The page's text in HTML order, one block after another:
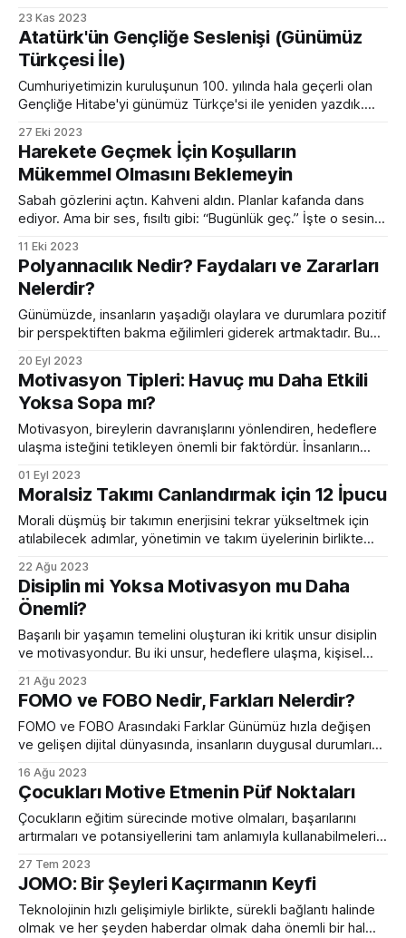
süreçtir. Girişimci olmak, büyük ödüllerin yanı sıra bir dizi
zorlukla da karşı karşıya gelmek anlamına gelir. Bu
makalede, girişimci olmanın zorluklarını daha
23 Kas 2023
Atatürk'ün Gençliğe Seslenişi (Günümüz
Türkçesi İle)
Cumhuriyetimizin kuruluşunun 100. yılında hala geçerli olan
Gençliğe Hitabe'yi günümüz Türkçe'si ile yeniden yazdık.
çevirimizi aşağıda paylaşıyoruz. Atamızın ve tüm
şehitlerimizin ruhuna saygıyla... Ey Türk gençliği! Birinci
görevin; Türk bağımsızlığını, Türk cumhuriyetini, sonsuza
kadar korumak ve savunmaktır. Varlığının
27 Eki 2023
Harekete Geçmek İçin Koşulların
Mükemmel Olmasını Beklemeyin
Sabah gözlerini açtın. Kahveni aldın. Planlar kafanda dans
ediyor. Ama bir ses, fısıltı gibi: “Bugünlük geç.” İşte o sesin
takıntısı. Gerçek şu: Mükemmel zaman yok. Hiç olmadı. Hiç
olmayacak. Şimdi Değilse Ne Zaman? Bu soru, aslında basit
bir tokat. Uyan diyor.
11 Eki 2023
Polyannacılık Nedir? Faydaları ve Zararları
Nelerdir?
Günümüzde, insanların yaşadığı olaylara ve durumlara pozitif
bir perspektiften bakma eğilimleri giderek artmaktadır. Bu
herhangi bir durumu veya olayı olumsuz yönleri yerine
olumlu yönleriyle değerlendirmeyi ve olumlu açıdan bakmayı
ifade eder. İsmi, Eleanor H. Porter'ın "Polyanna" adlı
romanından
20 Eyl 2023
Motivasyon Tipleri: Havuç mu Daha Etkili
Yoksa Sopa mı?
Motivasyon, bireylerin davranışlarını yönlendiren, hedeflere
ulaşma isteğini tetikleyen önemli bir faktördür. İnsanların
hareketlerini etkileyen unsurları çözümlemek, psikoloji ve iş
dünyası için önemli bir konudur. Motivasyonun iki ana
yaklaşımı, havuç ve sopa yöntemleri olarak adlandırılır ve bu
yaklaşımların pozitif ve negatif motivasyon olarak iki
01 Eyl 2023
Moralsiz Takımı Canlandırmak için 12 İpucu
Morali düşmüş bir takımın enerjisini tekrar yükseltmek için
atılabilecek adımlar, yönetimin ve takım üyelerinin birlikte
düşmesine neden olan faktörlerin analizi ve bu durumu
tersine çevirmek için uygulanabilecek etkili stratejiler ele
alınacaktır. Moral düşüklüğü yaşayan bir takımın enerjisini
yeniden canlandırmak için aşağıdaki adımlar önemli bir
22 Ağu 2023
Disiplin mi Yoksa Motivasyon mu Daha
Önemli?
Başarılı bir yaşamın temelini oluşturan iki kritik unsur disiplin
ve motivasyondur. Bu iki unsur, hedeflere ulaşma, kişisel
birer parça olarak karşımıza çıkar. Disiplin, belirlenen
hedeflere ulaşmak için gereken düzen, sorumluluk ve
kararlılıkla ilgiliyken, motivasyon ise bu hedeflere ulaşma
isteğini canlı tutan içsel
21 Ağu 2023
FOMO ve FOBO Nedir, Farkları Nelerdir?
FOMO ve FOBO Arasındaki Farklar Günümüz hızla değişen
ve gelişen dijital dünyasında, insanların duygusal durumlarına
ikisi de FOMO (Fear of Missing Out) ve FOBO (Fear of Best
Option) olarak adlandırılır. Her iki terim de insanların sosyal
ilişkileri, karar verme süreçleri ve genel
16 Ağu 2023
Çocukları Motive Etmenin Püf Noktaları
Çocukların eğitim sürecinde motive olmaları, başarılarını
artırmaları ve potansiyellerini tam anlamıyla kullanabilmeleri
etmek için birçok yol izlenebilir ve bu yolun başarısı,
çocuğun bireysel özellikleri ve çevresel faktörlerle
etkileşimini içerir. Bu makalede, okul çağındaki çocukları
motive etmek için kullanılabilecek bazı etkili yöntemleri ele
27 Tem 2023
JOMO: Bir Şeyleri Kaçırmanın Keyfi
Teknolojinin hızlı gelişimiyle birlikte, sürekli bağlantı halinde
olmak ve her şeyden haberdar olmak daha önemli bir hal